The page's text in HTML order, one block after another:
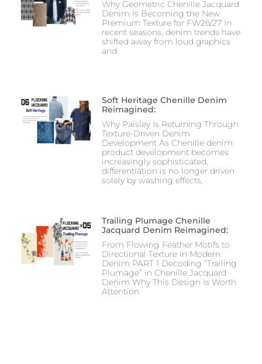
Why Geometric Chenille Jacquard
Denim Is Becoming the New
Premium Texture for FW26/27 In
recent seasons, denim trends have
shifted away from loud graphics
and
Soft Heritage Chenille Denim
Reimagined:
Why Paisley Is Returning Through
Texture-Driven Denim
Development As Chenille denim
product development becomes
increasingly sophisticated,
differentiation is no longer driven
solely by washing effects,
Trailing Plumage Chenille
Jacquard Denim Reimagined:
From Flowing Feather Motifs to
Directional Texture in Modern
Denim PART 1 Decoding “Trailing
Plumage” in Chenille Jacquard
Denim Why This Design Is Worth
Attention